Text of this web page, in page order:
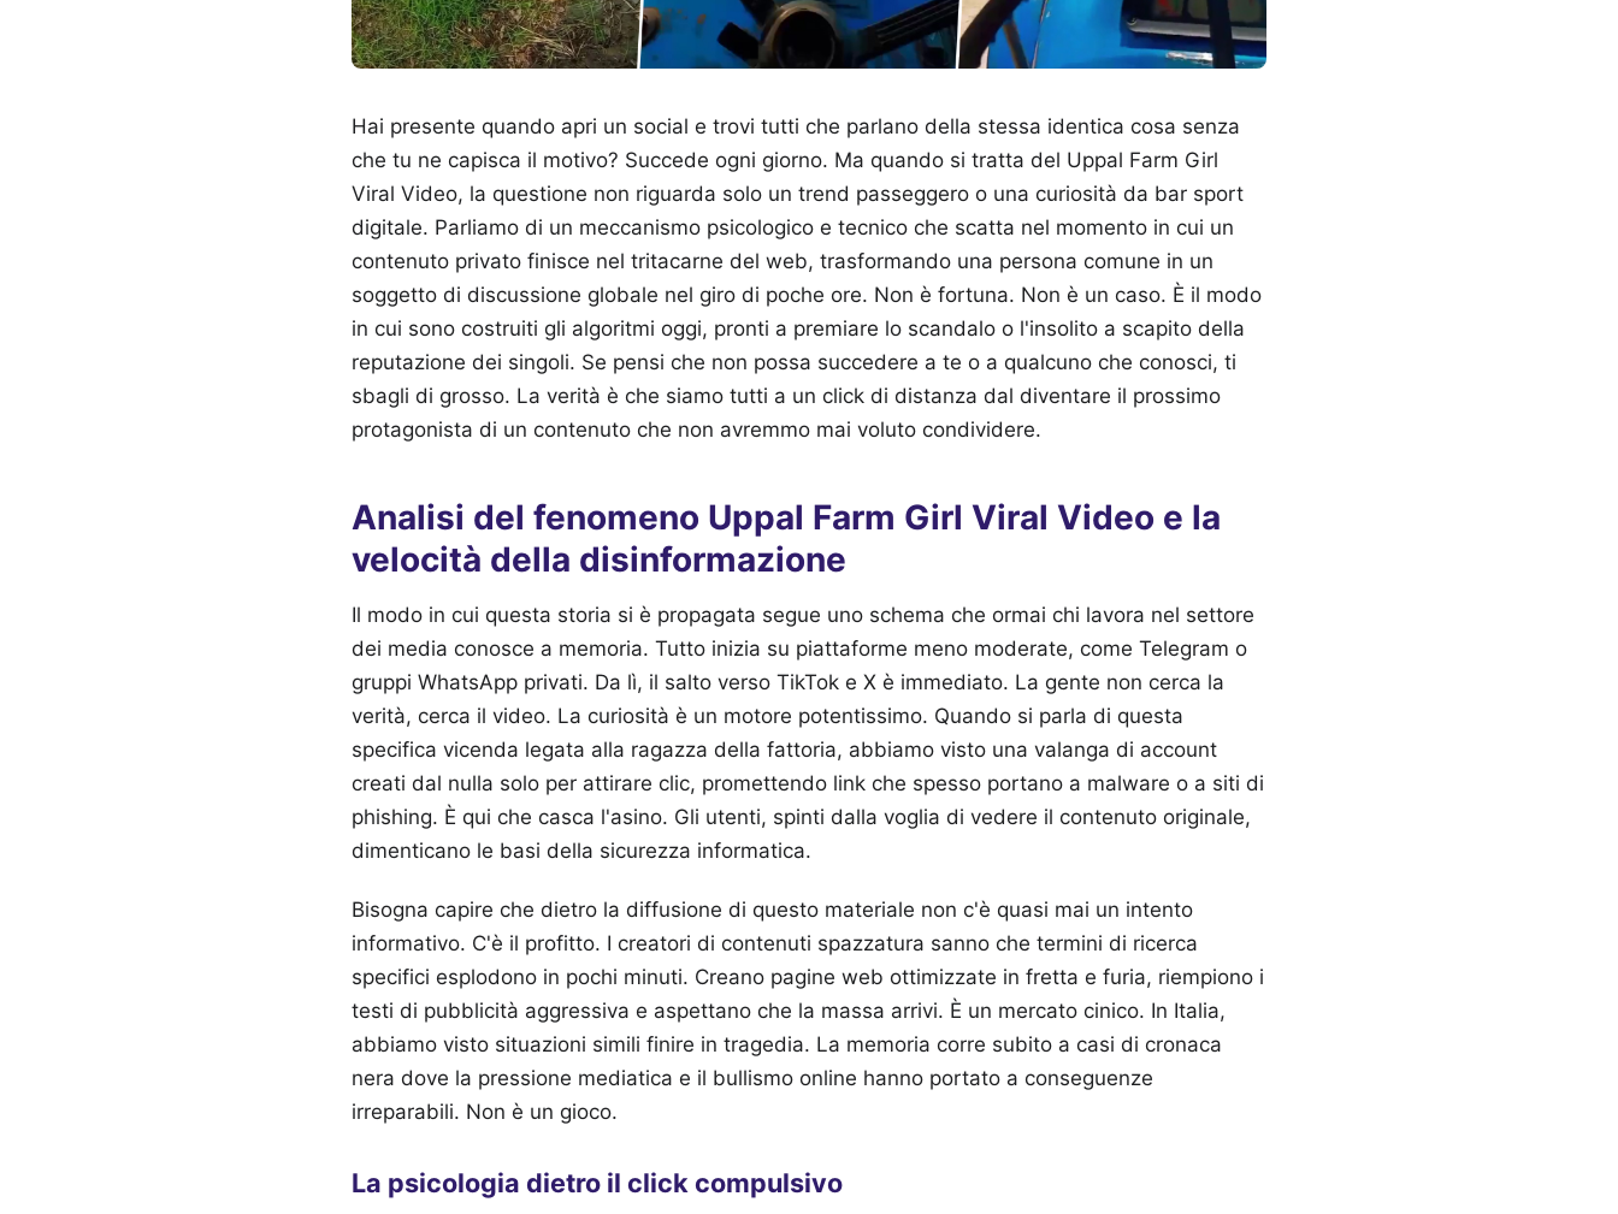
Hai presente quando apri un social e trovi tutti che parlano della stessa identica cosa senza
che tu ne capisca il motivo? Succede ogni giorno. Ma quando si tratta del Uppal Farm Girl
Viral Video, la questione non riguarda solo un trend passeggero o una curiosità da bar sport
digitale. Parliamo di un meccanismo psicologico e tecnico che scatta nel momento in cui un
contenuto privato finisce nel tritacarne del web, trasformando una persona comune in un
soggetto di discussione globale nel giro di poche ore. Non è fortuna. Non è un caso. È il modo
in cui sono costruiti gli algoritmi oggi, pronti a premiare lo scandalo o l'insolito a scapito della
reputazione dei singoli. Se pensi che non possa succedere a te o a qualcuno che conosci, ti
sbagli di grosso. La verità è che siamo tutti a un click di distanza dal diventare il prossimo
protagonista di un contenuto che non avremmo mai voluto condividere.
Analisi del fenomeno Uppal Farm Girl Viral Video e la
velocità della disinformazione
Il modo in cui questa storia si è propagata segue uno schema che ormai chi lavora nel settore
dei media conosce a memoria. Tutto inizia su piattaforme meno moderate, come Telegram o
gruppi WhatsApp privati. Da lì, il salto verso TikTok e X è immediato. La gente non cerca la
verità, cerca il video. La curiosità è un motore potentissimo. Quando si parla di questa
specifica vicenda legata alla ragazza della fattoria, abbiamo visto una valanga di account
creati dal nulla solo per attirare clic, promettendo link che spesso portano a malware o a siti di
phishing. È qui che casca l'asino. Gli utenti, spinti dalla voglia di vedere il contenuto originale,
dimenticano le basi della sicurezza informatica.
Bisogna capire che dietro la diffusione di questo materiale non c'è quasi mai un intento
informativo. C'è il profitto. I creatori di contenuti spazzatura sanno che termini di ricerca
specifici esplodono in pochi minuti. Creano pagine web ottimizzate in fretta e furia, riempiono i
testi di pubblicità aggressiva e aspettano che la massa arrivi. È un mercato cinico. In Italia,
abbiamo visto situazioni simili finire in tragedia. La memoria corre subito a casi di cronaca
nera dove la pressione mediatica e il bullismo online hanno portato a conseguenze
irreparabili. Non è un gioco.
La psicologia dietro il click compulsivo